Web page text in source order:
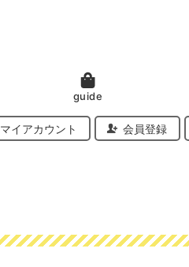
guide
マイアカウント 会員登録